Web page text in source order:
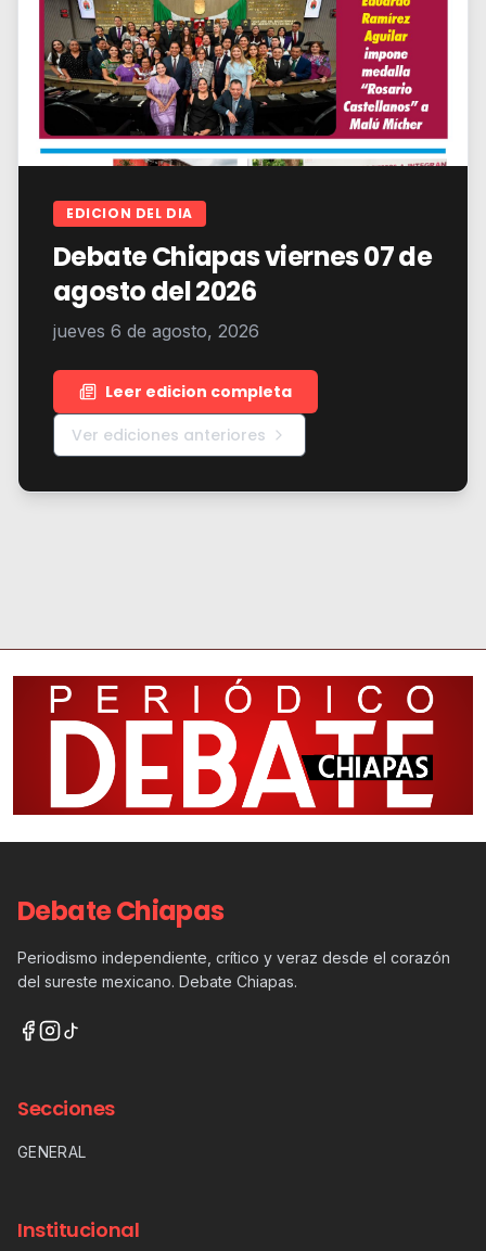
EDICION DEL DIA
Debate Chiapas viernes 07 de
agosto del 2026
jueves 6 de agosto, 2026
Leer edicion completa
Ver ediciones anteriores
Debate Chiapas
Periodismo independiente, crítico y veraz desde el corazón
del sureste mexicano. Debate Chiapas.
Secciones
GENERAL
Institucional